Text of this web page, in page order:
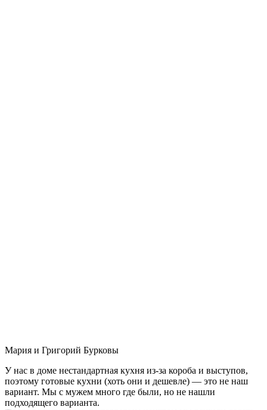
Мария и Григорий Бурковы
У нас в доме нестандартная кухня из-за короба и выступов,
поэтому готовые кухни (хоть они и дешевле) — это не наш
вариант. Мы с мужем много где были, но не нашли
подходящего варианта.